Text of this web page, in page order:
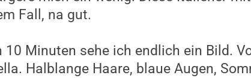
Fall, na gut.
10 Minuten sehe ich endlich ein Bild.
Halblange Haare, blaue Augen,